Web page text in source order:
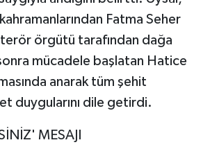
Fatma Seher
terör örgütü tarafından dağa
mücadele başlatan Hatice
anarak tüm şehit
duygularını dile getirdi.
MESAJI